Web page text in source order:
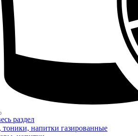
раздел
напитки газированные